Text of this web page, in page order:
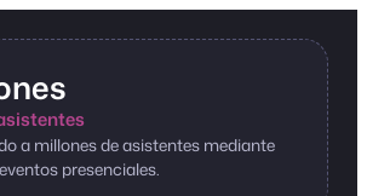
a millones de asistentes mediante
presenciales.